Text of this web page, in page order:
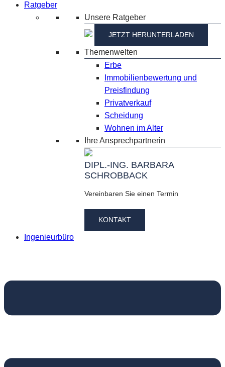
Ratgeber
Unsere Ratgeber
JETZT HERUNTERLADEN
Themenwelten
Erbe
Immobilienbewertung und
Preisfindung
Privatverkauf
Scheidung
Wohnen im Alter
Ihre Ansprechpartnerin
DIPL.-ING. BARBARA
SCHROBBACK
Vereinbaren Sie einen Termin
KONTAKT
Ingenieurbüro